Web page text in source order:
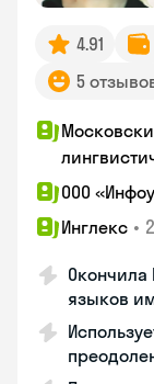
4.91
5
ООО
Инглекс •
Окончила
языков